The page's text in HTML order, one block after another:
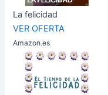
La felicidad
VER OFERTA
Amazon.es